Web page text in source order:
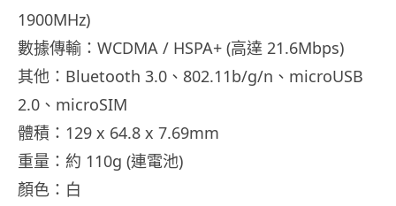
1900MHz)
數據傳輸：WCDMA / HSPA+ (高達 21.6Mbps)
其他：Bluetooth 3.0、802.11b/g/n、microUSB
2.0、microSIM
體積：129 x 64.8 x 7.69mm
重量：約 110g (連電池)
顏色：白